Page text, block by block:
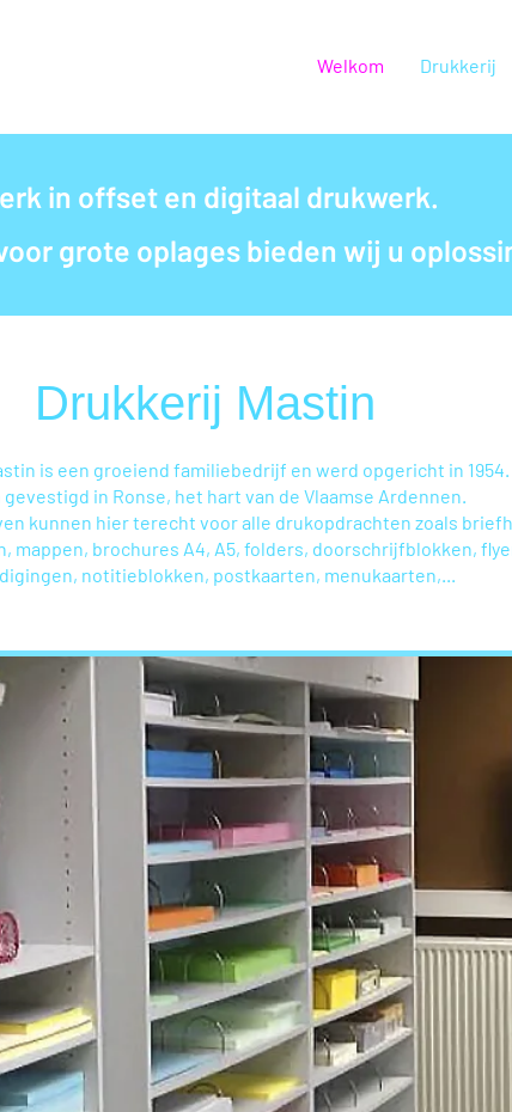
Welkom Drukkerij
in offset en digitaal drukwerk.
grote oplages bieden wij u
Drukkerij Mastin
is een groeiend familiebedrijf en werd opgericht in 1954.
gevestigd in Ronse, het hart van de Vlaamse Ardennen.
kunnen hier terecht voor alle drukopdrachten zoals
mappen, brochures A4, A5, folders, doorschrijfblokken,
notitieblokken, postkaarten, menukaarten,...